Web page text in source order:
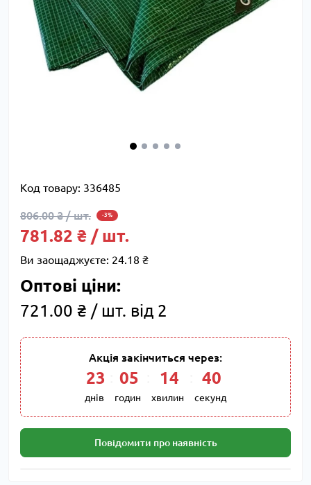
Код товару: 336485
806.00 ₴ / шт. -3%
781.82 ₴ / шт.
Ви заощаджуєте: 24.18 ₴
Оптові ціни:
721.00 ₴ / шт. від 2
Акція закінчиться через:
23
днів
05
годин
14
хвилин
39
секунд
Повідомити про наявність